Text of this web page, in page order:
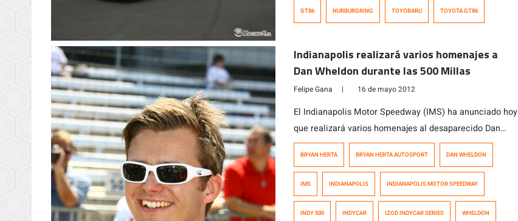
delegación de los equipos Gazoo Racing y del Toyota
GT86 NURBURGRING TOYOBARU TOYOTA GT86
Indianapolis realizará varios homenajes a
Dan Wheldon durante las 500 Millas
Felipe Gana | 16 de mayo 2012
El Indianapolis Motor Speedway (IMS) ha anunciado hoy
que realizará varios homenajes al desaparecido Dan
Wheldon durante lo que queda del mes de Mayo y en
Millas de Indianapolis. Wheldon es el último ganador de
[…]
BRYAN HERTA BRYAN HERTA AUTOSPORT DAN WHELDON
IMS INDIANAPOLIS INDIANAPOLIS MOTOR SPEEDWAY
INDY 500 INDYCAR IZOD INDYCAR SERIES WHELDON